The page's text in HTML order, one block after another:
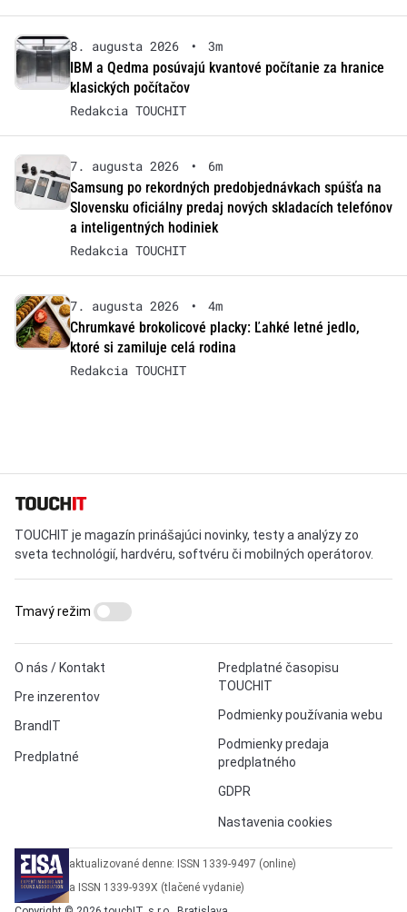
8. augusta 2026 •
3m
IBM a Qedma posúvajú kvantové počítanie za hranice
klasických počítačov
Redakcia TOUCHIT
7. augusta 2026 •
6m
Samsung po rekordných predobjednávkach spúšťa na
Slovensku oficiálny predaj nových skladacích telefónov
a inteligentných hodiniek
Redakcia TOUCHIT
7. augusta 2026 •
4m
Chrumkavé brokolicové placky: Ľahké letné jedlo,
ktoré si zamiluje celá rodina
Redakcia TOUCHIT
TOUCHIT je magazín prinášajúci novinky, testy a analýzy zo
sveta technológií, hardvéru, softvéru či mobilných operátorov.
O nás / Kontakt
Pre inzerentov
BrandIT
Predplatné
Predplatné časopisu
TOUCHIT
Podmienky používania webu
Podmienky predaja
predplatného
GDPR
Nastavenia cookies
Tmavý režim
aktualizované denne: ISSN 1339-9497 (online)
a ISSN 1339-939X (tlačené vydanie)